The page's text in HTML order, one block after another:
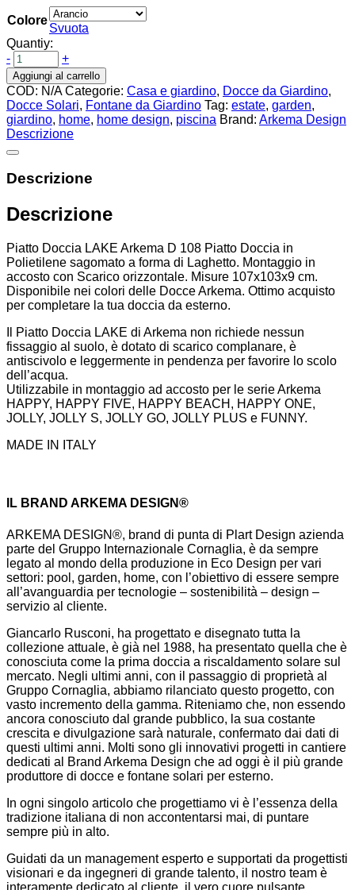
Colore
Svuota
Quantiy:
-
+
Aggiungi al carrello
COD: N/A Categorie: Casa e giardino, Docce da Giardino,
Docce Solari, Fontane da Giardino Tag: estate, garden,
giardino, home, home design, piscina Brand: Arkema Design
Descrizione
Descrizione
Descrizione
Piatto Doccia LAKE Arkema D 108 Piatto Doccia in
Polietilene sagomato a forma di Laghetto. Montaggio in
accosto con Scarico orizzontale. Misure 107x103x9 cm.
Disponibile nei colori delle Docce Arkema. Ottimo acquisto
per completare la tua doccia da esterno.
Il Piatto Doccia LAKE di Arkema non richiede nessun
fissaggio al suolo, è dotato di scarico complanare, è
antiscivolo e leggermente in pendenza per favorire lo scolo
dell’acqua.
Utilizzabile in montaggio ad accosto per le serie Arkema
HAPPY, HAPPY FIVE, HAPPY BEACH, HAPPY ONE,
JOLLY, JOLLY S, JOLLY GO, JOLLY PLUS e FUNNY.
MADE IN ITALY
IL BRAND ARKEMA DESIGN®
ARKEMA DESIGN®, brand di punta di Plart Design azienda
parte del Gruppo Internazionale Cornaglia, è da sempre
legato al mondo della produzione in Eco Design per vari
settori: pool, garden, home, con l’obiettivo di essere sempre
all’avanguardia per tecnologie – sostenibilità – design –
servizio al cliente.
Giancarlo Rusconi, ha progettato e disegnato tutta la
collezione attuale, è già nel 1988, ha presentato quella che è
conosciuta come la prima doccia a riscaldamento solare sul
mercato. Negli ultimi anni, con il passaggio di proprietà al
Gruppo Cornaglia, abbiamo rilanciato questo progetto, con
vasto incremento della gamma. Riteniamo che, non essendo
ancora conosciuto dal grande pubblico, la sua costante
crescita e divulgazione sarà naturale, confermato dai dati di
questi ultimi anni. Molti sono gli innovativi progetti in cantiere
dedicati al Brand Arkema Design che ad oggi è il più grande
produttore di docce e fontane solari per esterno.
In ogni singolo articolo che progettiamo vi è l’essenza della
tradizione italiana di non accontentarsi mai, di puntare
sempre più in alto.
Guidati da un management esperto e supportati da progettisti
visionari e da ingegneri di grande talento, il nostro team è
interamente dedicato al cliente, il vero cuore pulsante